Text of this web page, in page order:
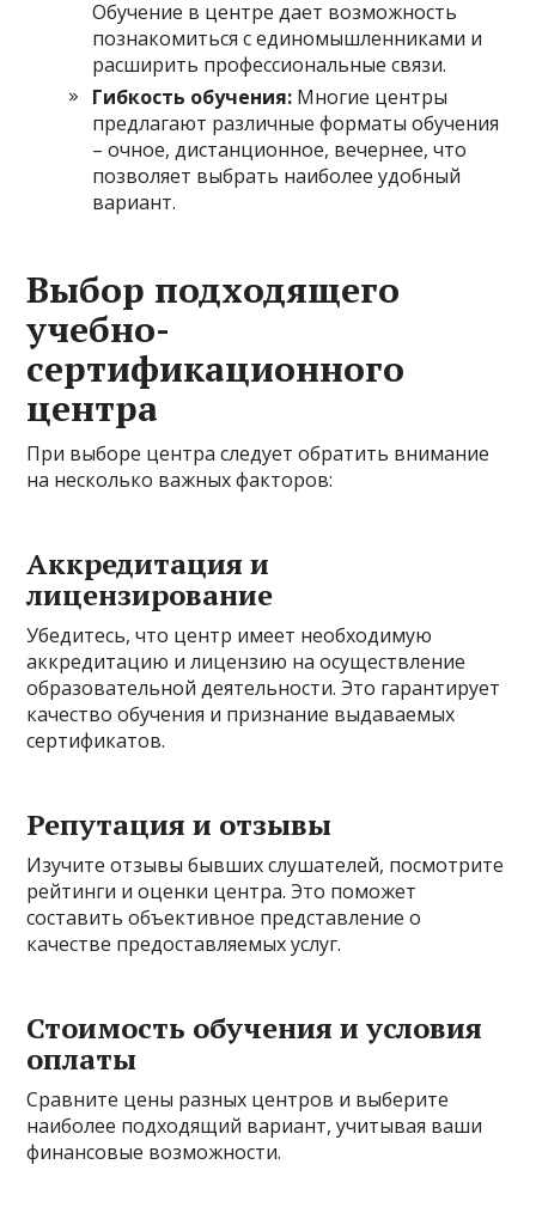
Обучение в центре дает возможность
познакомиться с единомышленниками и
расширить профессиональные связи.
Гибкость обучения: Многие центры
предлагают различные форматы обучения
– очное, дистанционное, вечернее, что
позволяет выбрать наиболее удобный
вариант.
Выбор подходящего
учебно-
сертификационного
центра
При выборе центра следует обратить внимание
на несколько важных факторов:
Аккредитация и
лицензирование
Убедитесь, что центр имеет необходимую
аккредитацию и лицензию на осуществление
образовательной деятельности. Это гарантирует
качество обучения и признание выдаваемых
сертификатов.
Репутация и отзывы
Изучите отзывы бывших слушателей, посмотрите
рейтинги и оценки центра. Это поможет
составить объективное представление о
качестве предоставляемых услуг.
Стоимость обучения и условия
оплаты
Сравните цены разных центров и выберите
наиболее подходящий вариант, учитывая ваши
финансовые возможности.